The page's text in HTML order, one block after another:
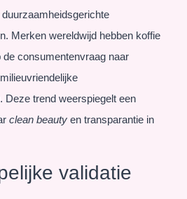
duurzaamheidsgerichte
Merken wereldwijd hebben koffie
consumentenvraag naar
Deze trend weerspiegelt een
clean beauty en transparantie in
validatie